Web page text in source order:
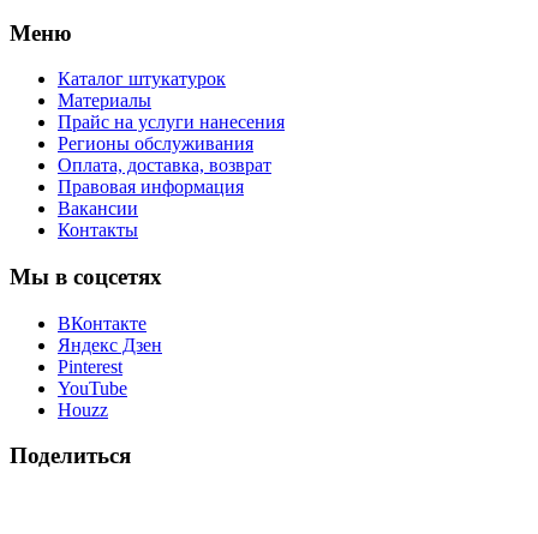
Меню
Каталог штукатурок
Материалы
Прайс на услуги нанесения
Регионы обслуживания
Оплата, доставка, возврат
Правовая информация
Вакансии
Контакты
Мы в соцсетях
ВКонтакте
Яндекс Дзен
Pinterest
YouTube
Houzz
Поделиться